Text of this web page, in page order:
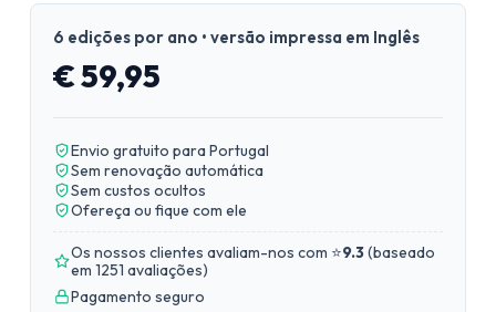
6 edições por ano • versão impressa em Inglês
€ 59,95
Envio gratuito para Portugal
Sem renovação automática
Sem custos ocultos
Ofereça ou fique com ele
Os nossos clientes avaliam-nos com ⭐9.3(baseado
em 1251 avaliações)
Pagamento seguro